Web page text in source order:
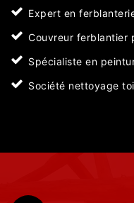
Expert en
Couvreur ferblantier
Spécialiste en
Société nettoyage